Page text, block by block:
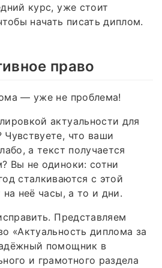
курс, уже стоит
начать писать диплом.
право
— уже не проблема!
актуальности для
что ваши
а текст получается
Вы не одиноки: сотни
сталкиваются с этой
неё часы, а то и дни.
Представляем
«Актуальность диплома за
помощник в
и грамотного раздела